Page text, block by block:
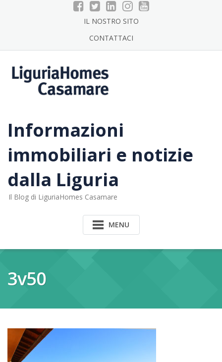
IL NOSTRO SITO
CONTATTACI
Informazioni
immobiliari e notizie
dalla Liguria
Il Blog di LiguriaHomes Casamare
MENU
3v50